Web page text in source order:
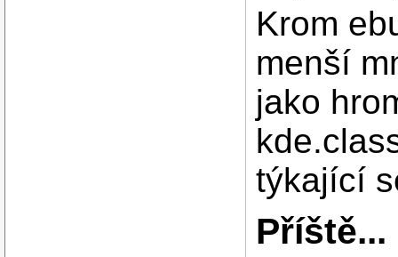
Krom
menší
jako
týkající
Příště...